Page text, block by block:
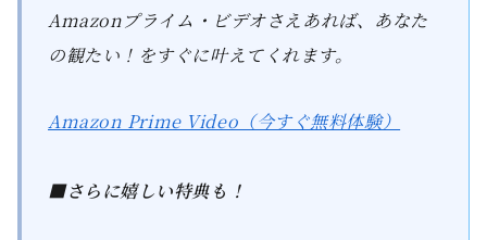
Amazonプライム・ビデオさえあれば、あなた
の観たい！をすぐに叶えてくれます。
Amazon Prime Video（今すぐ無料体験）
■さらに嬉しい特典も！